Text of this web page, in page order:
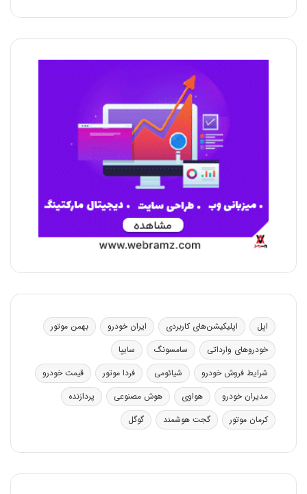
اپل اپلیکیشن‌های کاربردی ایران خودرو
بهمن موتور
خودروهای وارداتی
سامسونگ
سایپا
شرایط فروش خودرو
شیائومی فردا موتور
قیمت خودرو
مدیران خودرو
هواوی هوش مصنوعی
پردازنده
کرمان موتور
گجت هوشمند گوگل